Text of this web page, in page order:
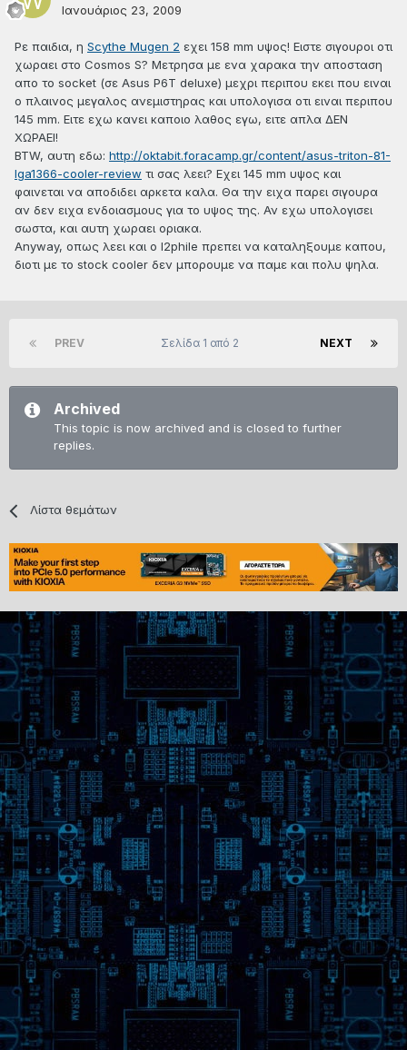
Ιανουάριος 23, 2009
Ρε παιδια, η Scythe Mugen 2 εχει 158 mm υψος! Ειστε σιγουροι οτι
χωραει στο Cosmos S? Μετρησα με ενα χαρακα την αποσταση
απο το socket (σε Asus P6T deluxe) μεχρι περιπου εκει που ειναι
ο πλαινος μεγαλος ανεμιστηρας και υπολογισα οτι ειναι περιπου
145 mm. Ειτε εχω κανει καποιο λαθος εγω, ειτε απλα ΔΕΝ
ΧΩΡΑΕΙ!
BTW, αυτη εδω: http://oktabit.foracamp.gr/content/asus-triton-81-
lga1366-cooler-review τι σας λεει? Εχει 145 mm υψος και
φαινεται να αποδιδει αρκετα καλα. Θα την ειχα παρει σιγουρα
αν δεν ειχα ενδοιασμους για το υψος της. Αν εχω υπολογισει
σωστα, και αυτη χωραει οριακα.
Anyway, οπως λεει και ο l2phile πρεπει να καταληξουμε καπου,
διοτι με το stock cooler δεν μπορουμε να παμε και πολυ ψηλα.
PREV NEXT
Σελίδα 1 από 2
Archived
This topic is now archived and is closed to further
replies.
Λίστα θεμάτων